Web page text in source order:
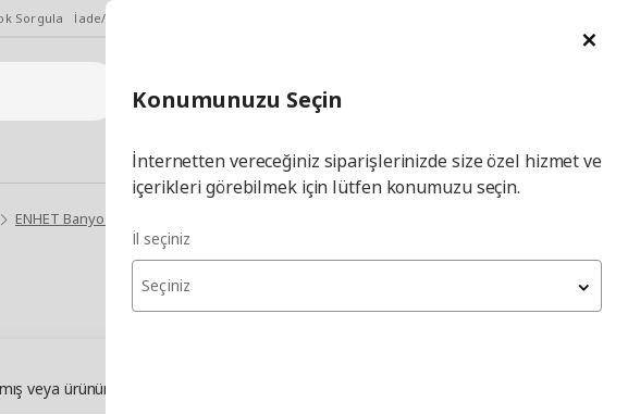
Sorgula İade/Değişim Talebi
İl Seçiniz İl
Hej! Üye Girişi / Üye Ol
ENHET Banyo Mobilyası Setleri
veya ürünün stokları tükenmiş olabilir. Lütfen daha sonra yeniden deneyin.
Konumunuzu Seçin
İnternetten vereceğiniz siparişlerinizde size özel hizmet ve
içerikleri görebilmek için lütfen konumuzu seçin.
İl seçiniz
Seçiniz